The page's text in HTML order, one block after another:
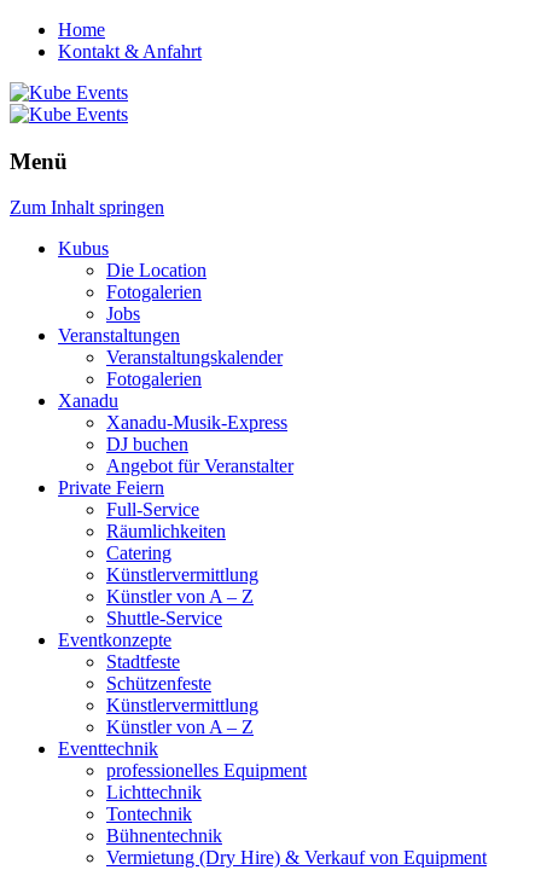
Home
Kontakt & Anfahrt
Menü
Zum Inhalt springen
Kubus
Die Location
Fotogalerien
Jobs
Veranstaltungen
Veranstaltungskalender
Fotogalerien
Xanadu
Xanadu-Musik-Express
DJ buchen
Angebot für Veranstalter
Private Feiern
Full-Service
Räumlichkeiten
Catering
Künstlervermittlung
Künstler von A – Z
Shuttle-Service
Eventkonzepte
Stadtfeste
Schützenfeste
Künstlervermittlung
Künstler von A – Z
Eventtechnik
professionelles Equipment
Lichttechnik
Tontechnik
Bühnentechnik
Vermietung (Dry Hire) & Verkauf von Equipment